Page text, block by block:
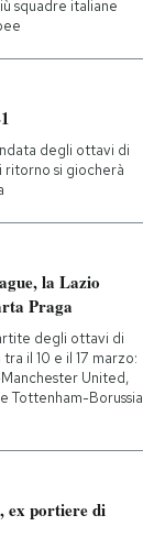
squadre italiane
degli ottavi di
ritorno si giocherà
la Lazio
Praga
degli ottavi di
il 10 e il 17 marzo:
United,
Tottenham-Borussia
ex portiere di